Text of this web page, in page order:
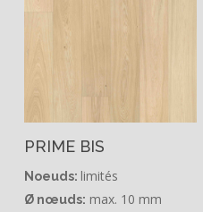
PRIME BIS
Noeuds: limités
Ø nœuds: max. 10 mm